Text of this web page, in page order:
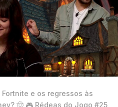
e os regressos às
🤠 🎮 Rédeas do Jogo #25